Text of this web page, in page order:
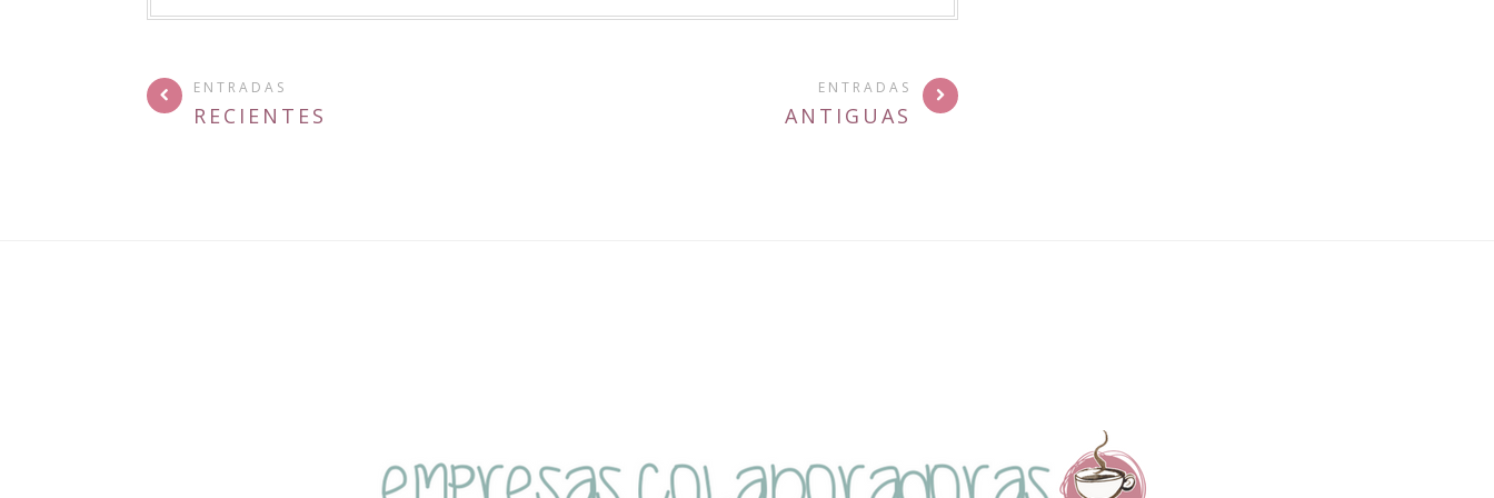
ENTRADAS
RECIENTES
ENTRADAS
ANTIGUAS